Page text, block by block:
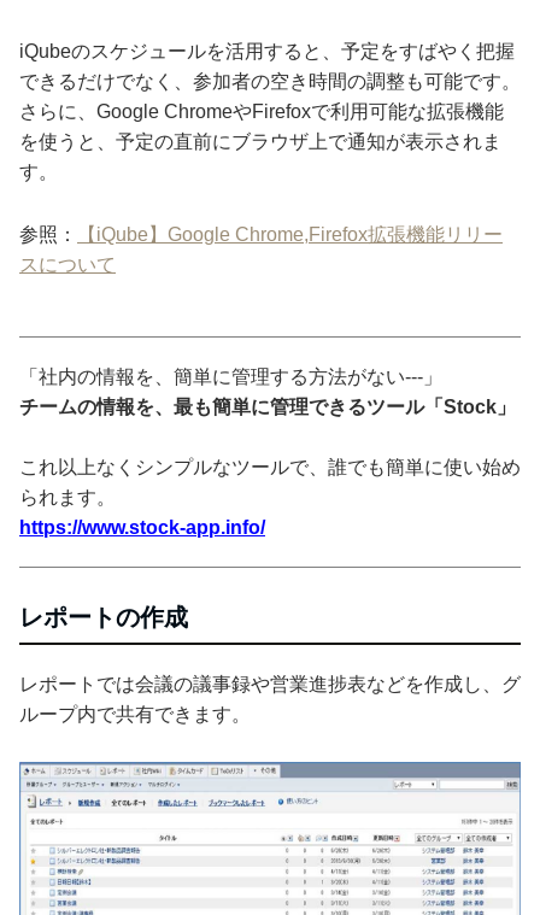
iQubeのスケジュールを活用すると、予定をすばやく把握
できるだけでなく、参加者の空き時間の調整も可能です。
さらに、Google ChromeやFirefoxで利用可能な拡張機能
を使うと、予定の直前にブラウザ上で通知が表示されま
す。
参照：
【iQube】Google Chrome,Firefox拡張機能リリー
スについて
「社内の情報を、簡単に管理する方法がない---」
チームの情報を、最も簡単に管理できるツール「Stock」
これ以上なくシンプルなツールで、誰でも簡単に使い始め
られます。
https://www.stock-app.info/
レポートの作成
レポートでは会議の議事録や営業進捗表などを作成し、グ
ループ内で共有できます。